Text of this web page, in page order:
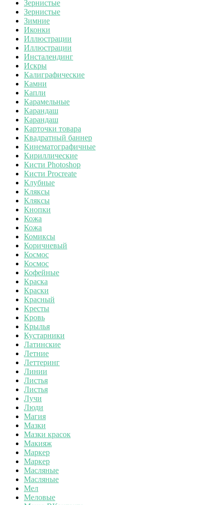
Зернистые
Зернистые
Зимние
Иконки
Иллюстрации
Иллюстрации
Инсталендинг
Искры
Калиграфические
Камни
Капли
Карамельные
Карандаш
Карандаш
Карточки товара
Квадратный баннер
Кинематографичные
Кириллические
Кисти Photoshop
Кисти Procreate
Клубные
Кляксы
Кляксы
Кнопки
Кожа
Кожа
Комиксы
Коричневый
Космос
Космос
Кофейные
Краска
Краски
Красный
Кресты
Кровь
Крылья
Кустарники
Латинские
Летние
Леттеринг
Линии
Листья
Листья
Лучи
Люди
Магия
Мазки
Мазки красок
Макияж
Маркер
Маркер
Масляные
Масляные
Мел
Меловые